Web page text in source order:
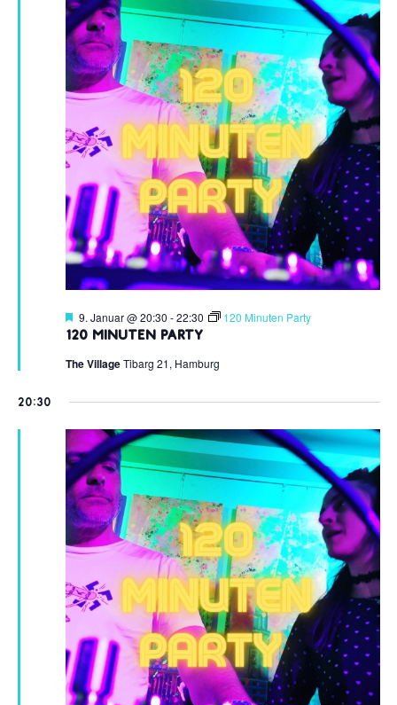
120 Minuten Party
Hervorgehoben
9. Januar @ 20:30 -22:30 120 Minuten Party
The VillageTibarg 21, Hamburg
20:30